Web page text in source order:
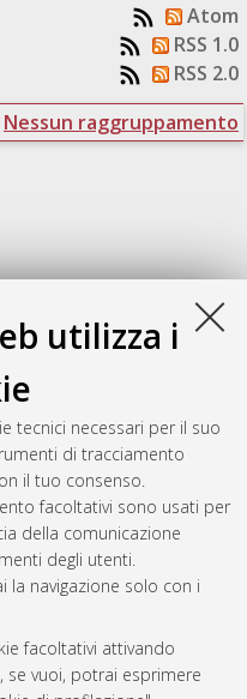
utilizza i
tecnici necessari per il suo
di tracciamento
il tuo consenso.
facoltativi sono usati per
della comunicazione
degli utenti.
la navigazione solo con i
facoltativi attivando
se vuoi, potrai esprimere
Atom
RSS 1.0
RSS 2.0
Nessun raggruppamento
religiosa a
Maggiore
di Bologna.
, 24 Ciclo. DOI
il Thu Aug 6 20:42:43 2026